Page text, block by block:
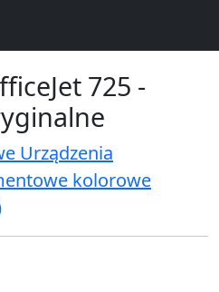
725 -
Urządzenia
kolorowe